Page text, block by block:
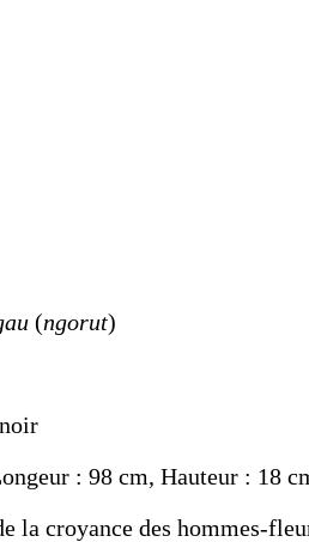
(ngorut)
: 98 cm, Hauteur : 18
la croyance des hommes-